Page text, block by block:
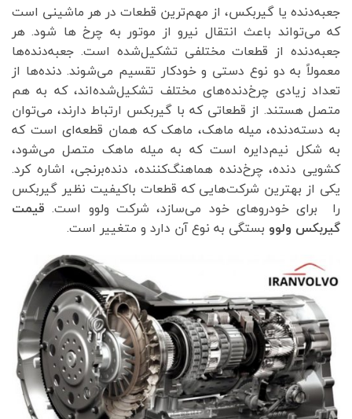
جعبه‌دنده یا گیربکس، از مهم‌ترین قطعات در هر ماشینی است
که می‌تواند باعث انتقال نیرو از موتور به چرخ ها شود. هر
جعبه‌دنده از قطعات مختلفی تشکیل‌شده است. جعبه‌دنده‌ها
معمولاً به دو نوع دستی و خودکار تقسیم می‌شوند. دنده‌ها از
تعداد زیادی چرخ‌دنده‌های مختلف تشکیل‌شده‌اند، که به هم
متصل هستند. از قطعاتی که با گیربکس ارتباط دارند، می‌توان
به دسته‌دنده، میله ماهک، ماهک که همان قطعه‌ای است که
به شکل نیم‌دایره است که به میله ماهک متصل می‌شود،
کشویی دنده، چرخ‌دنده هماهنگ‌کننده، دنده‌برنجی، اشاره کرد.
یکی از بهترین شرکت‌هایی که قطعات باکیفیت نظیر گیربکس
را برای خودروهای خود می‌سازد، شرکت ولوو است. قیمت
گیربکس ولوو بستگی به نوع آن دارد و متغییر است.